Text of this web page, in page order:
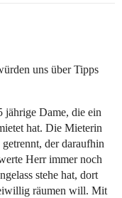
uns über Tipps
jährige Dame, die ein
hat. Die Mieterin
der daraufhin
Herr immer noch
stehe hat, dort
räumen will. Mit